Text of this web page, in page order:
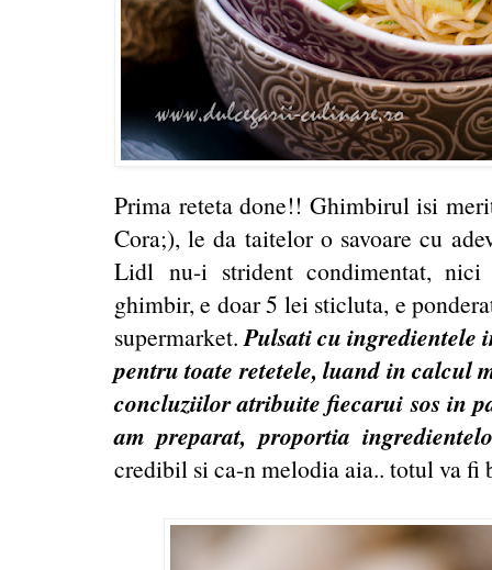
Prima reteta done!! Ghimbirul isi
Cora;), le da taitelor o savoare cu
Lidl nu-i strident condimentat,
ghimbir, e doar 5 lei sticluta, e
supermarket.Pulsati cu ingredientele
pentru toate retetele, luand in calcul
concluziilor atribuite fiecarui sos in
am preparat, proportia
credibil si ca-n melodia aia.. totul va fi